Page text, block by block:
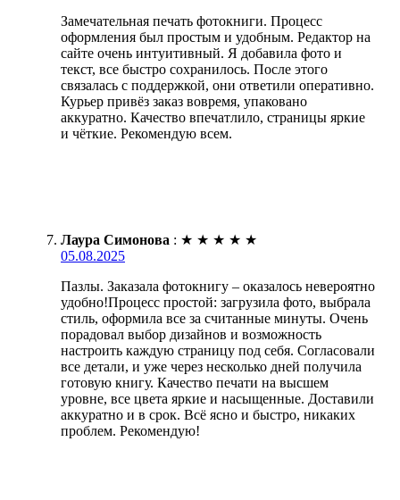
Замечательная печать фотокниги. Процесс
оформления был простым и удобным. Редактор на
сайте очень интуитивный. Я добавила фото и
текст, все быстро сохранилось. После этого
связалась с поддержкой, они ответили оперативно.
Курьер привёз заказ вовремя, упаковано
аккуратно. Качество впечатлило, страницы яркие
и чёткие. Рекомендую всем.
Лаура Симонова : ★ ★ ★ ★ ★
05.08.2025
Пазлы. Заказала фотокнигу – оказалось невероятно
удобно!Процесс простой: загрузила фото, выбрала
стиль, оформила все за считанные минуты. Очень
порадовал выбор дизайнов и возможность
настроить каждую страницу под себя. Согласовали
все детали, и уже через несколько дней получила
готовую книгу. Качество печати на высшем
уровне, все цвета яркие и насыщенные. Доставили
аккуратно и в срок. Всё ясно и быстро, никаких
проблем. Рекомендую!